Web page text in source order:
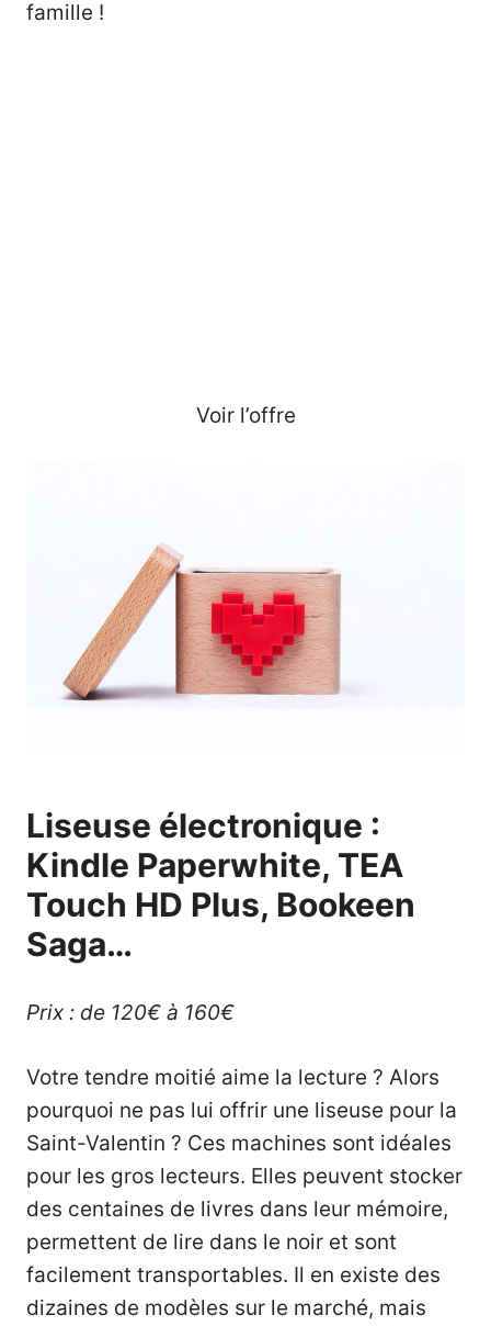
famille !
Voir l’offre
Liseuse électronique :
Kindle Paperwhite, TEA
Touch HD Plus, Bookeen
Saga…
Prix : de 120€ à 160€
Votre tendre moitié aime la lecture ? Alors
pourquoi ne pas lui offrir une liseuse pour la
Saint-Valentin ? Ces machines sont idéales
pour les gros lecteurs. Elles peuvent stocker
des centaines de livres dans leur mémoire,
permettent de lire dans le noir et sont
facilement transportables. Il en existe des
dizaines de modèles sur le marché, mais